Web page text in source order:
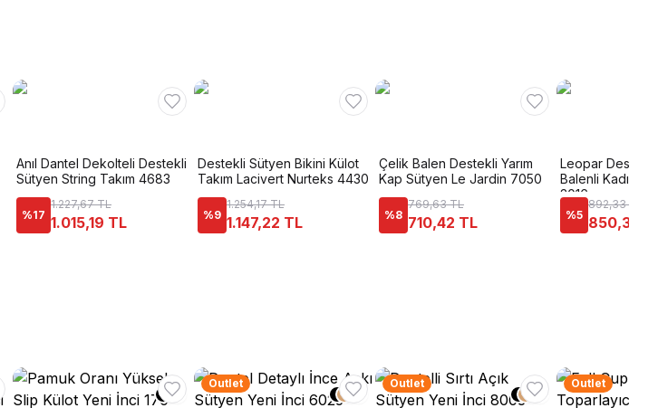
Anıl Dantel Dekolteli Destekli
Sütyen String Takım 4683
%17
1.227,67 TL
1.015,19 TL
Destekli Sütyen Bikini Külot
Takım Lacivert Nurteks 4430
%9
1.254,17 TL
1.147,22 TL
Çelik Balen Destekli Yarım
Kap Sütyen Le Jardin 7050
%8
769,63 TL
710,42 TL
Leopar Desenli
Balenli Kadın
3016
%5
892,33 TL
850,34
Outlet
+
Outlet
+
Outlet